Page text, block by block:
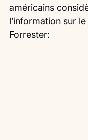
américains
l’information sur
Forrester: